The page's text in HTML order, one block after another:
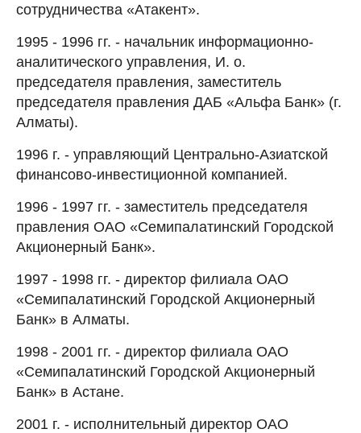
сотрудничества «Атакент».
1995 - 1996 гг. - начальник информационно-
аналитического управления, И. о.
председателя правления, заместитель
председателя правления ДАБ «Альфа Банк» (г.
Алматы).
1996 г. - управляющий Центрально-Азиатской
финансово-инвестиционной компанией.
1996 - 1997 гг. - заместитель председателя
правления ОАО «Семипалатинский Городской
Акционерный Банк».
1997 - 1998 гг. - директор филиала ОАО
«Семипалатинский Городской Акционерный
Банк» в Алматы.
1998 - 2001 гг. - директор филиала ОАО
«Семипалатинский Городской Акционерный
Банк» в Астане.
2001 г. - исполнительный директор ОАО